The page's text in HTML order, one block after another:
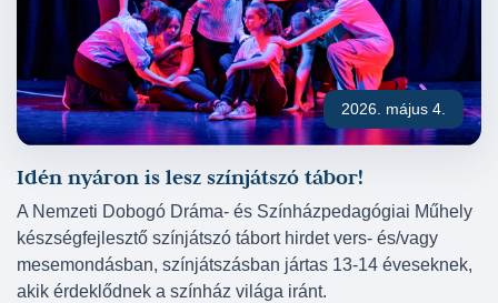
2026. május 4.
Idén nyáron is lesz színjátszó tábor!
A Nemzeti Dobogó Dráma- és Színházpedagógiai Műhely
készségfejlesztő színjátszó tábort hirdet vers- és/vagy
mesemondásban, színjátszásban jártas 13-14 éveseknek,
akik érdeklődnek a színház világa iránt.